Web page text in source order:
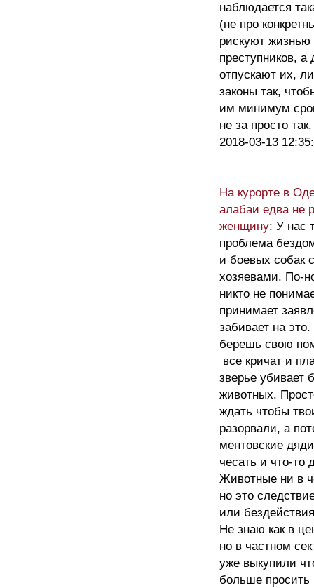
наблюдается
(не про
рискуют жизнью
преступников, а
отпускают их,
законы так,
им минимум
не за просто
2018-03-13
На курорте в
алабаи едва не
женщину: У нас
проблема
и боевых собак
хозяевами. По-
никто не
принимает
забивает на это.
берешь свою
все кричат и
зверье убивает
животных.
ждать чтобы
разорвали, а
ментовские
чесать и что-то
Животные ни в
но это
или
Не знаю как в
но в частном
уже выкупили
больше